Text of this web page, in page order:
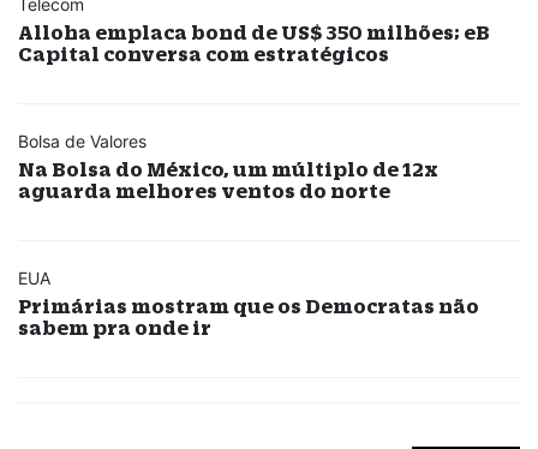
Telecom
Alloha emplaca bond de US$ 350 milhões; eB
Capital conversa com estratégicos
Bolsa de Valores
Na Bolsa do México, um múltiplo de 12x
aguarda melhores ventos do norte
EUA
Primárias mostram que os Democratas não
sabem pra onde ir